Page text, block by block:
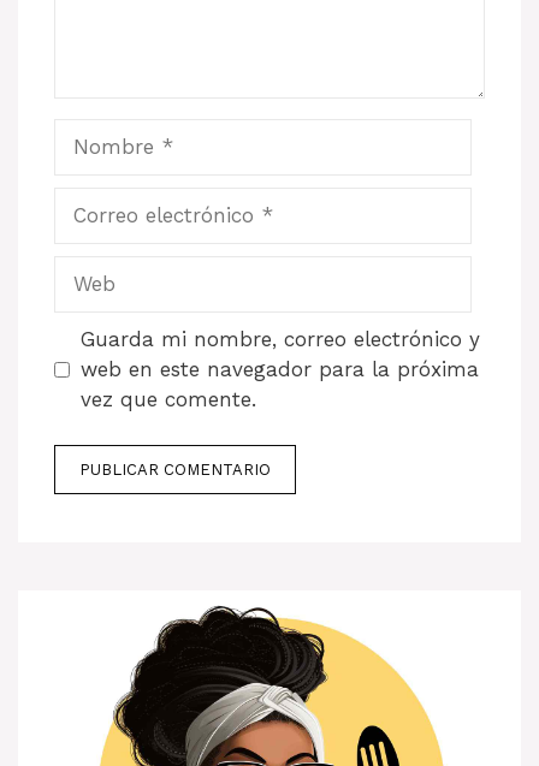
electrónico
Guarda mi nombre, correo electrónico y
web en este navegador para la próxima
vez que comente.